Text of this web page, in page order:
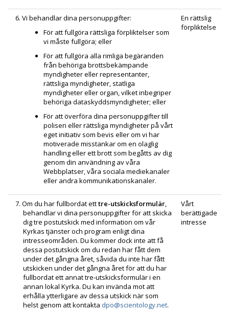
6. Vi behandlar dina personuppgifter:
För att fullgöra rättsliga förpliktelser som
vi måste fullgöra; eller
För att fullgöra alla rimliga begäranden
från behöriga brottsbekämpande
myndigheter eller representanter,
rättsliga myndigheter, statliga
myndigheter eller organ, vilket inbegriper
behöriga dataskyddsmyndigheter; eller
För att överföra dina personuppgifter till
polisen eller rättsliga myndigheter på vårt
eget initiativ som bevis eller om vi har
motiverade misstankar om en olaglig
handling eller ett brott som begåtts av dig
genom din användning av våra
Webbplatser, våra sociala mediekanaler
eller andra kommunikations­kanaler.
En rättslig
förpliktelse
7. Om du har fullbordat etttre-utskicksformulär,
behandlar vi dina personuppgifter för att skicka
dig tre postutskick med information om vår
Kyrkas tjänster och program enligt dina
intresseområden. Du kommer dock inte att få
dessa postutskick om du redan har fått dem
under det gångna året, såvida du inte har fått
utskicken under det gångna året för att du har
fullbordat ett annat tre-utskicksformulär i en
annan lokal Kyrka. Du kan invända mot att
erhålla ytterligare av dessa utskick när som
helst genom att kontakta dpo@scientology.net.
Vårt
berättigade
intresse